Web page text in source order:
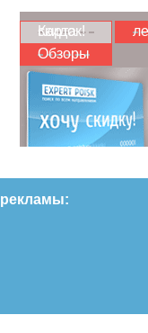
Карта скидок!
Обзоры